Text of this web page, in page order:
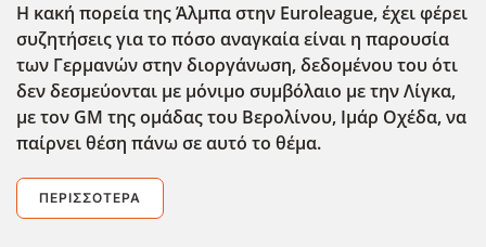
Η κακή πορεία της Άλμπα στην Euroleague, έχει φέρει
συζητήσεις για το πόσο αναγκαία είναι η παρουσία
των Γερμανών στην διοργάνωση, δεδομένου του ότι
δεν δεσμεύονται με μόνιμο συμβόλαιο με την Λίγκα,
με τον GM της ομάδας του Βερολίνου, Ιμάρ Οχέδα, να
παίρνει θέση πάνω σε αυτό το θέμα.
ΠΕΡΙΣΣΌΤΕΡΑ